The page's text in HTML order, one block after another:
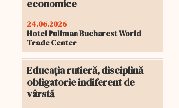
economice
24.06.2026
Hotel Pullman Bucharest World
Trade Center
Educația rutieră, disciplină
obligatorie indiferent de
vârstă